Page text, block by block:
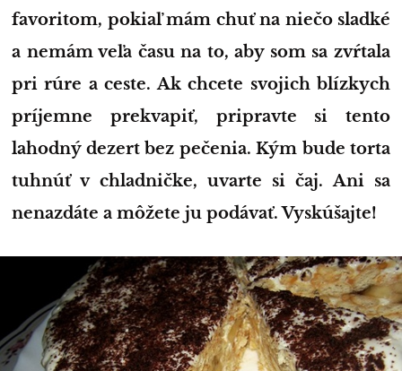
favoritom, pokiaľ mám chuť na niečo sladké
a nemám veľa času na to, aby som sa zvŕtala
pri rúre a ceste. Ak chcete svojich blízkych
príjemne prekvapiť, pripravte si tento
lahodný dezert bez pečenia. Kým bude torta
tuhnúť v chladničke, uvarte si čaj. Ani sa
nenazdáte a môžete ju podávať. Vyskúšajte!